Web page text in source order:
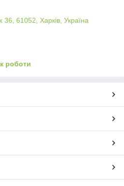
36, 61052, Харків, Україна
роботи